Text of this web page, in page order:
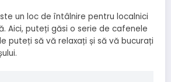
un loc de întâlnire pentru localnici
Aici, puteți găsi o serie de cafenele
puteți să vă relaxați și să vă bucurați